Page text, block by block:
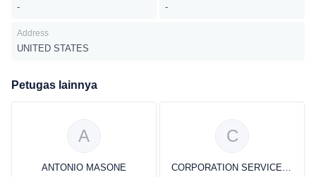
- -
Address
UNITED STATES
Petugas lainnya
A
ANTONIO MASONE
C
CORPORATION SERVICE COMPANY